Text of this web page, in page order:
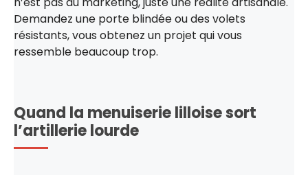
Demandez une porte blindée ou des volets
résistants, vous obtenez un projet qui vous
ressemble beaucoup trop.
Quand la menuiserie lilloise sort
l’artillerie lourde